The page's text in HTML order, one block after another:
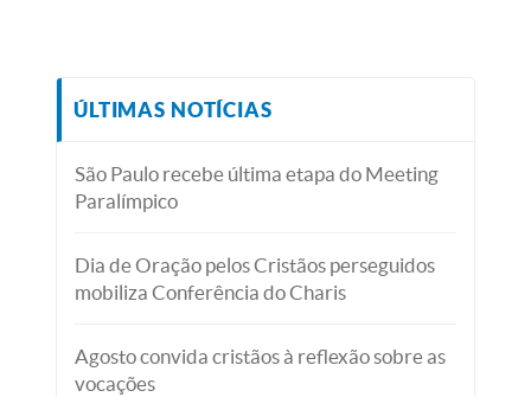
ÚLTIMAS NOTÍCIAS
São Paulo recebe última etapa do Meeting
Paralímpico
Dia de Oração pelos Cristãos perseguidos
mobiliza Conferência do Charis
Agosto convida cristãos à reflexão sobre as
vocações